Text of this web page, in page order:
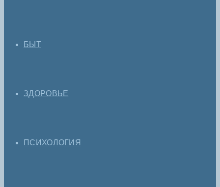
БЫТ
ЗДОРОВЬЕ
ПСИХОЛОГИЯ